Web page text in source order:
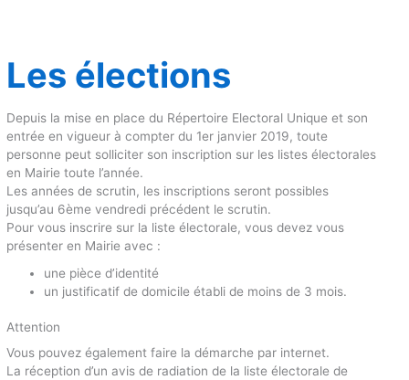
Les élections
Depuis la mise en place du Répertoire Electoral Unique et son
entrée en vigueur à compter du 1er janvier 2019, toute
personne peut solliciter son inscription sur les listes électorales
en Mairie toute l’année.
Les années de scrutin, les inscriptions seront possibles
jusqu’au 6ème vendredi précédent le scrutin.
Pour vous inscrire sur la liste électorale, vous devez vous
présenter en Mairie avec :
une pièce d’identité
un justificatif de domicile établi de moins de 3 mois.
Attention
Vous pouvez également faire la démarche par internet.
La réception d’un avis de radiation de la liste électorale de